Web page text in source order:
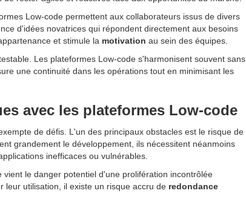
Low-code permettent aux collaborateurs issus de divers
d'idées novatrices qui répondent directement aux besoins
et stimule la motivation au sein des équipes.
Les plateformes Low-code s'harmonisent souvent sans
une continuité dans les opérations tout en minimisant les
avec les plateformes Low-code
de défis. L'un des principaux obstacles est le risque de
grandement le développement, ils nécessitent néanmoins
inefficaces ou vulnérables.
le danger potentiel d'une prolifération incontrôlée
leur utilisation, il existe un risque accru de redondance